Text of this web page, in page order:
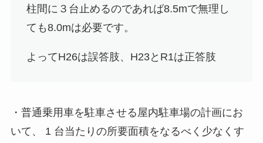
柱間に３台止めるのであれば8.5mで無理し
ても8.0mは必要です。
よってH26は誤答肢、H23とR1は正答肢
・普通乗用車を駐車させる屋内駐車場の計画にお
いて、 1 台当たりの所要面積をなるべく少なくす